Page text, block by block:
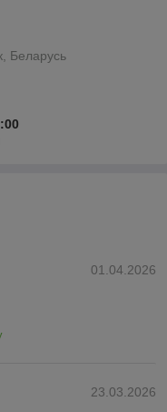
Беларусь
01.04.2026
23.03.2026